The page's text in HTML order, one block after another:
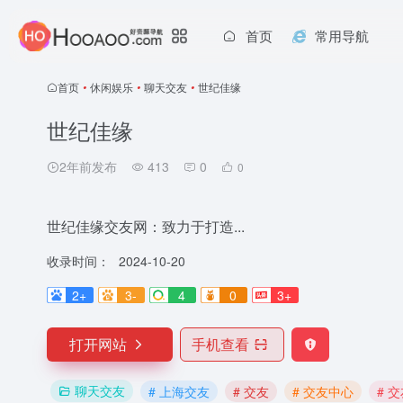
首页 常用导航
首页 • 休闲娱乐 • 聊天交友 • 世纪佳缘
世纪佳缘
2年前发布 413 0 0
世纪佳缘交友网：致力于打造...
收录时间：
2024-10-20
2+
3- 4 0 3+
打开网站 手机查看
聊天交友 # 上海交友 # 交友 # 交友中心 #